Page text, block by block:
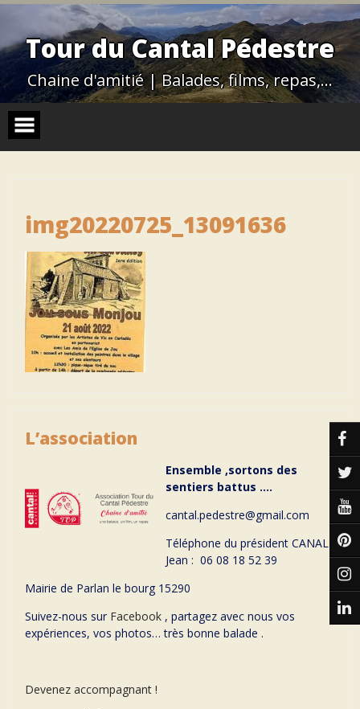
Skip
contentTour du Cantal Pédestre
Chaine d'amitié | Balades, films, repas,…
img20220725_13091636
L’association
Ensemble ,sortons des
sentiers battus ….
cantal.pedestre@gmail.com
Téléphone du président CANAL
Jean : 06 08 18 52 39
Mairie de Parlan le bourg 15290
Suivez-nous sur Facebook , partagez avec nous vos
expériences, vos photos… très bonne balade .
Devenez accompagnant !